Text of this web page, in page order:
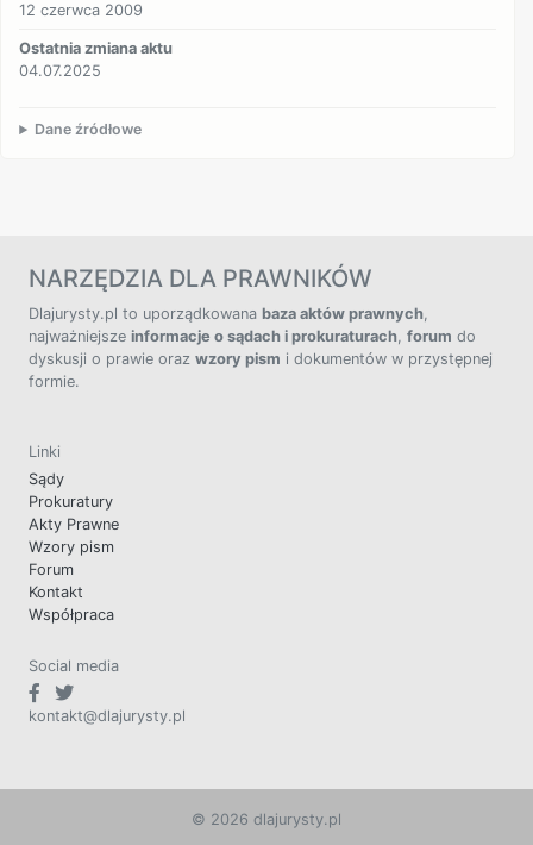
12 czerwca 2009
Ostatnia zmiana aktu
04.07.2025
Dane źródłowe
NARZĘDZIA DLA PRAWNIKÓW
Dlajurysty.pl to uporządkowana baza aktów prawnych,
najważniejsze informacje o sądach i prokuraturach, forum do
dyskusji o prawie oraz wzory pism i dokumentów w przystępnej
formie.
Linki
Sądy
Prokuratury
Akty Prawne
Wzory pism
Forum
Kontakt
Współpraca
Social media
kontakt@dlajurysty.pl
© 2026 dlajurysty.pl